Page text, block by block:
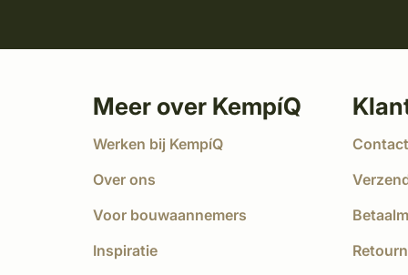
Meer over KempíQ
Werken bij KempíQ
Over ons
Voor bouwaannemers
Inspiratie
Contact